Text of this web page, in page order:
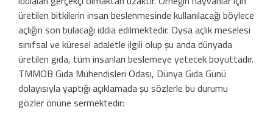
üretilen bitkilerin insan beslenmesinde kullanılacağı böylece
açlığın son bulacağı iddia edilmektedir. Oysa açlık meselesi
sınıfsal ve küresel adaletle ilgili olup şu anda dünyada
üretilen gıda, tüm insanları beslemeye yetecek boyuttadır.
TMMOB Gıda Mühendisleri Odası, Dünya Gıda Günü
dolayısıyla yaptığı açıklamada şu sözlerle bu durumu
gözler önüne sermektedir: